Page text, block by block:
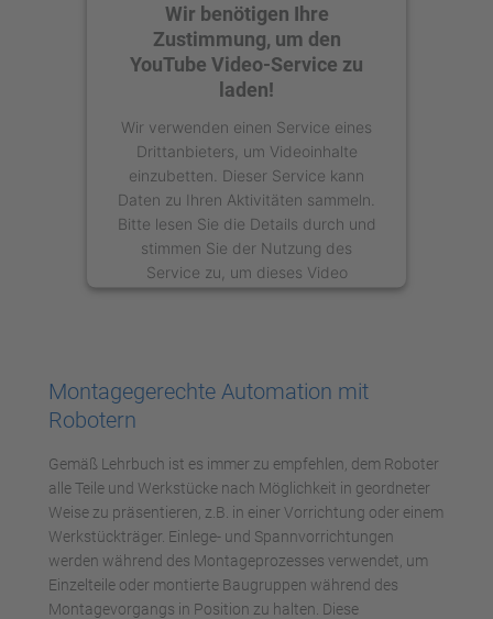
Wir benötigen Ihre
Zustimmung, um den
YouTube Video-Service zu
laden!
Wir verwenden einen Service eines
Drittanbieters, um Videoinhalte
einzubetten. Dieser Service kann
Daten zu Ihren Aktivitäten sammeln.
Bitte lesen Sie die Details durch und
stimmen Sie der Nutzung des
Service zu, um dieses Video
anzusehen.
Management Platform
Montagegerechte Automation mit
Robotern
Gemäß Lehrbuch ist es immer zu empfehlen, dem Roboter
alle Teile und Werkstücke nach Möglichkeit in geordneter
Weise zu präsentieren, z.B. in einer Vorrichtung oder einem
Werkstückträger. Einlege- und Spannvorrichtungen
werden während des Montageprozesses verwendet, um
Einzelteile oder montierte Baugruppen während des
Montagevorgangs in Position zu halten. Diese